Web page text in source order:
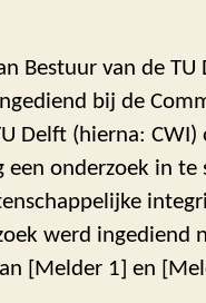
Bestuur van de TU
bij de
Delft (hierna: CWI)
onderzoek in te
werd ingediend
[Melder 1] en